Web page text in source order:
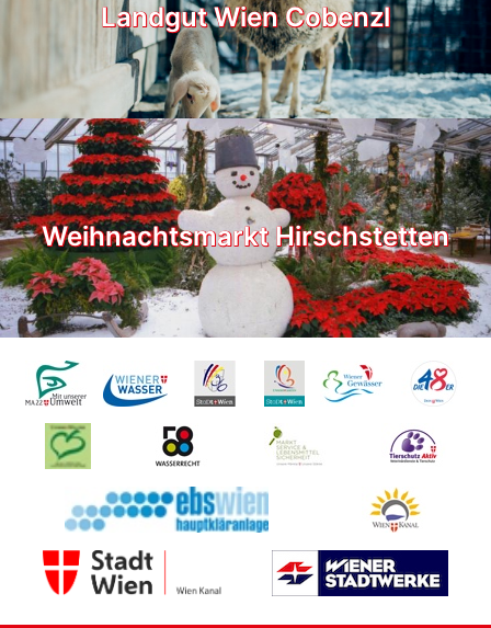
Landgut Wien Cobenzl
Weihnachtsmarkt Hirschstetten